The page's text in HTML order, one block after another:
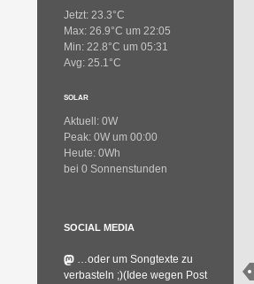
Jetzt: 23.3°C
Max: 26.9°C um 22:05
Min: 22.8°C um 05:31
Avg: 25.1°C
SOLAR
Aktuell: 0W
Peak: 0W um 00:00
Heute: 0Wh
bei 0 Sonnenstunden
SOCIAL MEDIA
…oder um Songtexte zu
verbasteln ;)(Idee wegen Post